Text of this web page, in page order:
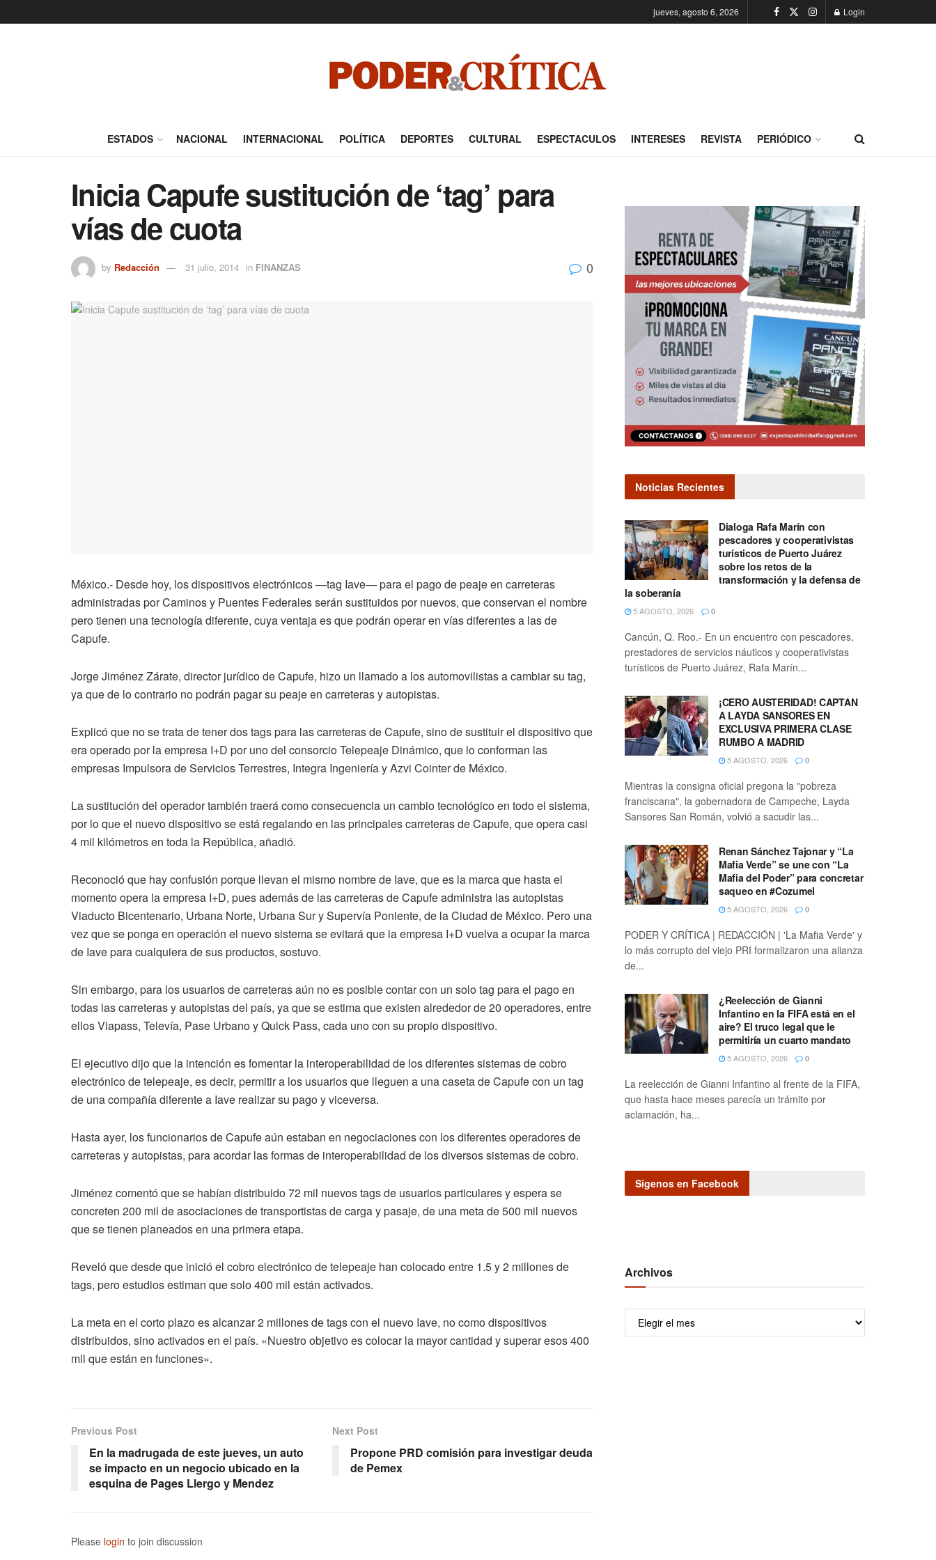
jueves, agosto 6, 2026 Login
ESTADOS NACIONAL INTERNACIONAL POLÍTICA DEPORTES CULTURAL ESPECTACULOS INTERESES REVISTA PERIÓDICO
Inicia Capufe sustitución de ‘tag’ para
vías de cuota
by Redacción 31 julio, 2014 in FINANZAS 0
México.- Desde hoy, los dispositivos electrónicos —tag Iave— para el pago de peaje en carreteras
administradas por Caminos y Puentes Federales serán sustituidos por nuevos, que conservan el nombre
pero tienen una tecnología diferente, cuya ventaja es que podrán operar en vías diferentes a las de
Capufe.
Jorge Jiménez Zárate, director jurídico de Capufe, hizo un llamado a los automovilistas a cambiar su tag,
ya que de lo contrario no podrán pagar su peaje en carreteras y autopistas.
Explicó que no se trata de tener dos tags para las carreteras de Capufe, sino de sustituir el dispositivo que
era operado por la empresa I+D por uno del consorcio Telepeaje Dinámico, que lo conforman las
empresas Impulsora de Servicios Terrestres, Integra Ingeniería y Azvi Cointer de México.
La sustitución del operador también traerá como consecuencia un cambio tecnológico en todo el sistema,
por lo que el nuevo dispositivo se está regalando en las principales carreteras de Capufe, que opera casi
4 mil kilómetros en toda la República, añadió.
Reconoció que hay confusión porque llevan el mismo nombre de Iave, que es la marca que hasta el
momento opera la empresa I+D, pues además de las carreteras de Capufe administra las autopistas
Viaducto Bicentenario, Urbana Norte, Urbana Sur y Supervía Poniente, de la Ciudad de México. Pero una
vez que se ponga en operación el nuevo sistema se evitará que la empresa I+D vuelva a ocupar la marca
de Iave para cualquiera de sus productos, sostuvo.
Sin embargo, para los usuarios de carreteras aún no es posible contar con un solo tag para el pago en
todas las carreteras y autopistas del país, ya que se estima que existen alrededor de 20 operadores, entre
ellos Viapass, Televía, Pase Urbano y Quick Pass, cada uno con su propio dispositivo.
El ejecutivo dijo que la intención es fomentar la interoperabilidad de los diferentes sistemas de cobro
electrónico de telepeaje, es decir, permitir a los usuarios que lleguen a una caseta de Capufe con un tag
de una compañía diferente a Iave realizar su pago y viceversa.
Hasta ayer, los funcionarios de Capufe aún estaban en negociaciones con los diferentes operadores de
carreteras y autopistas, para acordar las formas de interoperabilidad de los diversos sistemas de cobro.
Jiménez comentó que se habían distribuido 72 mil nuevos tags de usuarios particulares y espera se
concreten 200 mil de asociaciones de transportistas de carga y pasaje, de una meta de 500 mil nuevos
que se tienen planeados en una primera etapa.
Reveló que desde que inició el cobro electrónico de telepeaje han colocado entre 1.5 y 2 millones de
tags, pero estudios estiman que solo 400 mil están activados.
La meta en el corto plazo es alcanzar 2 millones de tags con el nuevo Iave, no como dispositivos
distribuidos, sino activados en el país. «Nuestro objetivo es colocar la mayor cantidad y superar esos 400
mil que están en funciones».
Previous Post
En la madrugada de este jueves, un auto
se impacto en un negocio ubicado en la
esquina de Pages Llergo y Mendez
Next Post
Propone PRD comisión para investigar deuda
de Pemex
Please login to join discussion
Noticias Recientes
Dialoga Rafa Marín con
pescadores y cooperativistas
turísticos de Puerto Juárez
sobre los retos de la
transformación y la defensa de
la soberanía
5 AGOSTO, 2026 0
Cancún, Q. Roo.- En un encuentro con pescadores,
prestadores de servicios náuticos y cooperativistas
turísticos de Puerto Juárez, Rafa Marín...
¡CERO AUSTERIDAD! CAPTAN
A LAYDA SANSORES EN
EXCLUSIVA PRIMERA CLASE
RUMBO A MADRID
5 AGOSTO, 2026 0
Mientras la consigna oficial pregona la "pobreza
franciscana", la gobernadora de Campeche, Layda
Sansores San Román, volvió a sacudir las...
Renan Sánchez Tajonar y “La
Mafia Verde” se une con “La
Mafia del Poder” para concretar
saqueo en #Cozumel
5 AGOSTO, 2026 0
PODER Y CRÍTICA | REDACCIÓN | 'La Mafia Verde' y
lo más corrupto del viejo PRI formalizaron una alianza
de...
¿Reelección de Gianni
Infantino en la FIFA está en el
aire? El truco legal que le
permitiría un cuarto mandato
5 AGOSTO, 2026 0
La reelección de Gianni Infantino al frente de la FIFA,
que hasta hace meses parecía un trámite por
aclamación, ha...
Sígenos en Facebook
Archivos
Archivos